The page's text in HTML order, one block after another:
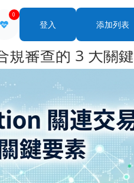
0
登入 添加列表
規審查的 3 大關鍵